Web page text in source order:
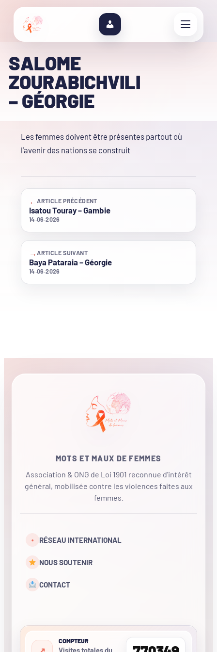
SALOME
ZOURABICHVILI
– GÉORGIE
Les femmes doivent être présentes partout où
l’avenir des nations se construit
←ARTICLE PRÉCÉDENT
Isatou Touray – Gambie
14.06.2026
→ARTICLE SUIVANT
Baya Pataraia – Géorgie
14.06.2026
MOTS ET MAUX DE FEMMES
Association & ONG de Loi 1901 reconnue d'intérêt
général, mobilisée contre les violences faites aux
femmes.
• RÉSEAU INTERNATIONAL
NOUS SOUTENIR
CONTACT
COMPTEUR
Visites totales du